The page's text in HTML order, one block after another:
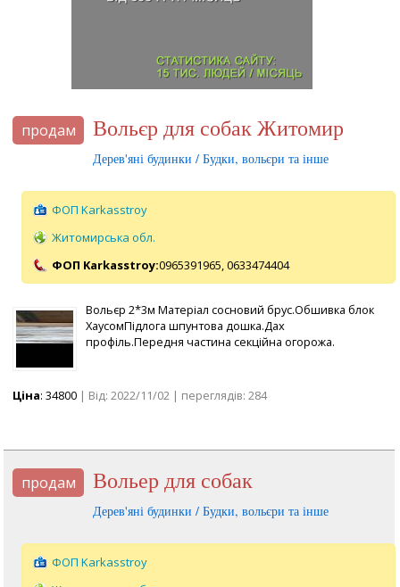
продам Вольєр для собак Житомир
Дерев'яні будинки / Будки, вольєри та інше
ФОП Karkasstroy
Житомирська обл.
ФОП Karkasstroy:0965391965, 0633474404
Вольєр 2*3м Матеріал сосновий брус.Обшивка блок
ХаусомПідлога шпунтова дошка.Дах
профіль.Передня частина секційна огорожа.
Ціна: 34800 | Від: 2022/11/02 | переглядів: 284
продам Вольер для собак
Дерев'яні будинки / Будки, вольєри та інше
ФОП Karkasstroy